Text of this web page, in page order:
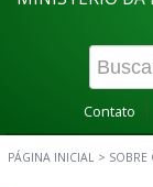
Contato
PÁGINA INICIAL > SOBRE